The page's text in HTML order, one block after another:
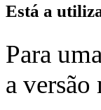
Está a
Para
a versão